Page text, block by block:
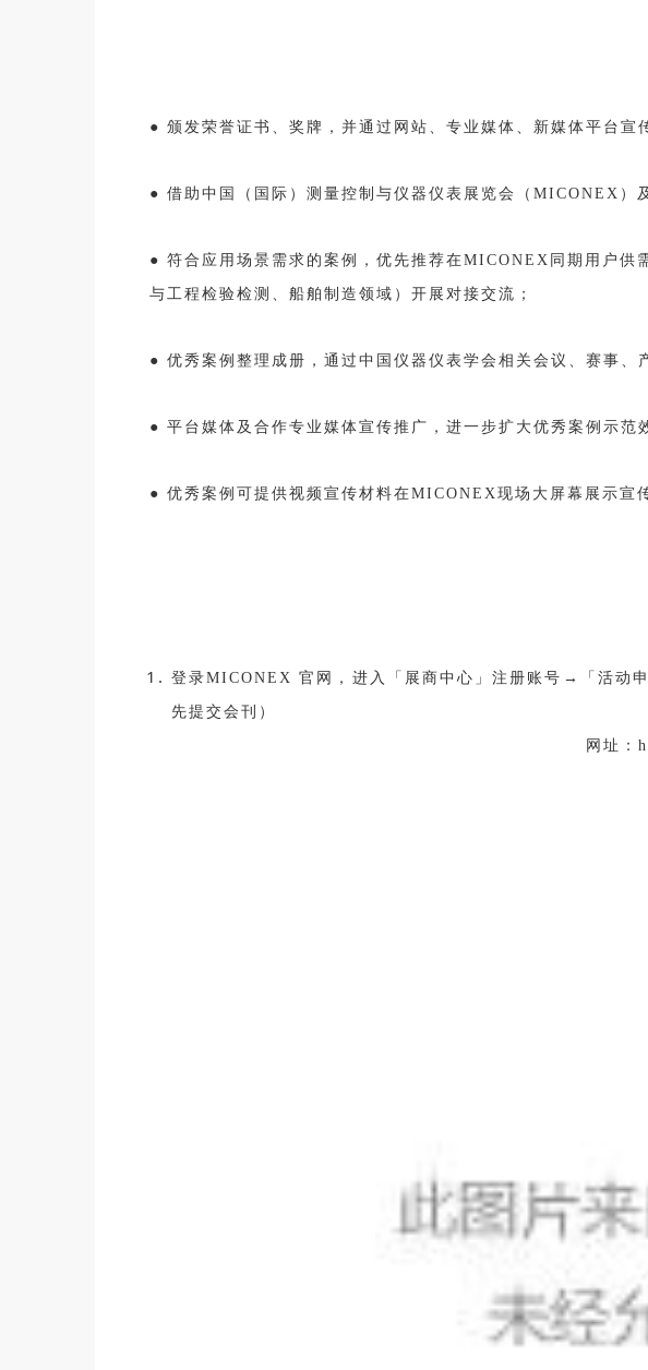
● 颁发荣誉证书、奖牌，并通过网站、专业媒体、新媒体平台宣
● 借助中国（国际）测量控制与仪器仪表展览会（MICONEX）
● 符合应用场景需求的案例，优先推荐在MICONEX同期用户供
与工程检验检测、船舶制造领域）开展对接交流；
● 优秀案例整理成册，通过中国仪器仪表学会相关会议、赛事、
● 平台媒体及合作专业媒体宣传推广，进一步扩大优秀案例示范
● 优秀案例可提供视频宣传材料在MICONEX现场大屏幕展示宣
登录MICONEX 官网，进入「展商中心」注册账号→「活动
先提交会刊）
网址：